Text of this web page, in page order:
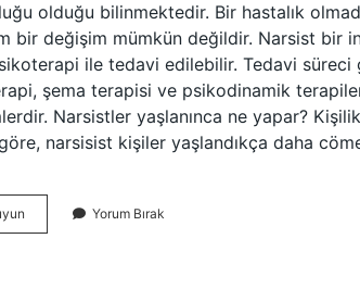
olduğu bilinmektedir. Bir hastalık
bir değişim mümkün değildir. Narsist bir
ile tedavi edilebilir. Tedavi süreci
şema terapisi ve psikodinamik
Narsistler yaşlanınca ne yapar?
narsisist kişiler yaşlandıkça daha
Bir
Yorum Bırak